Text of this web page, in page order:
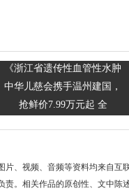
《浙江省遗传性血管性水肿
中华儿慈会携手温州建国，
抢鲜价7.99万元起 全
片、视频、音频等资料均来自互
责。相关作品的原创性、文中陈